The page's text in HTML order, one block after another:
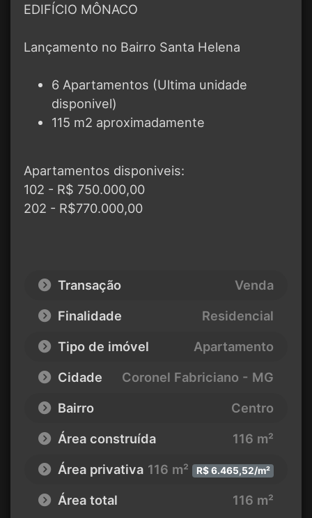
EDIFÍCIO MÔNACO
Lançamento no Bairro Santa Helena
6 Apartamentos (Ultima unidade
disponivel)
115 m2 aproximadamente
Apartamentos disponiveis:
102 - R$ 750.000,00
202 - R$770.000,00
Transação
Venda
Finalidade
Residencial
Tipo de imóvel
Apartamento
Cidade
Coronel Fabriciano - MG
Bairro
Centro
Área construída
116 m²
Área privativa 116 m² R$ 6.465,52/m²
Área total 116 m²